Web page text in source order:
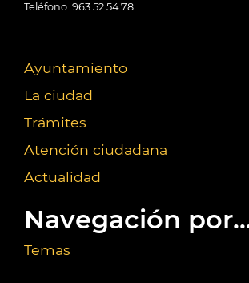
Teléfono: 963 52 54 78
Ayuntamiento
La ciudad
Trámites
Atención ciudadana
Actualidad
Navegación
Temas